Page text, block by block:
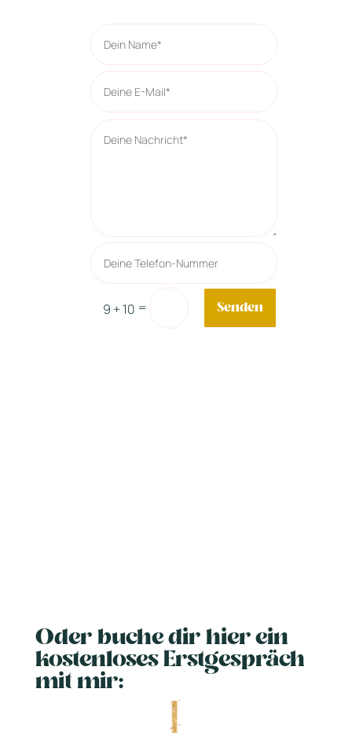
9 + 10 = Senden
Oder buche dir hier ein
kostenloses Erstgespräch
mit mir: